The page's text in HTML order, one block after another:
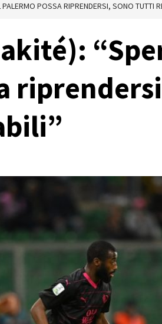
POSSA RIPRENDERSI, SONO TUTTI